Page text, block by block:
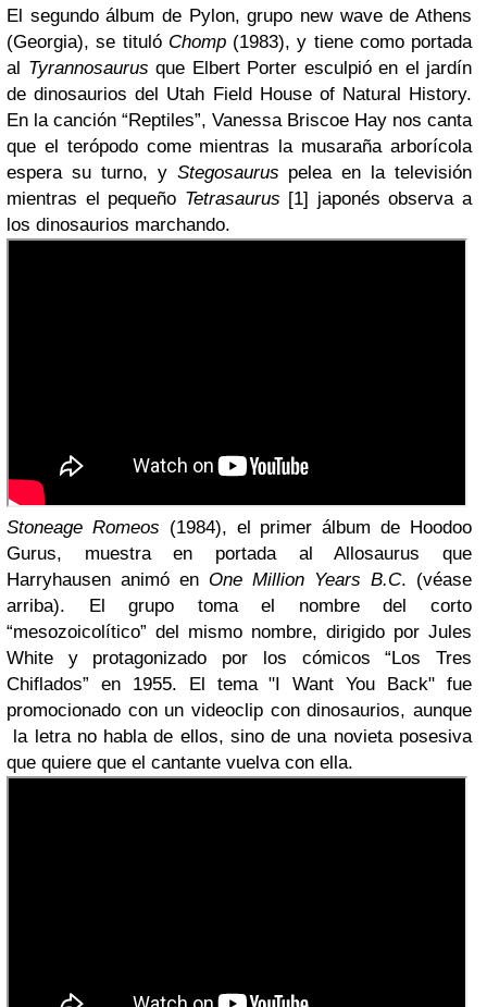
El segundo álbum de Pylon, grupo new wave de Athens
(Georgia), se tituló Chomp(1983), y tiene como portada
al Tyrannosaurus que Elbert Porter esculpió en el jardín
de dinosaurios del Utah Field House of Natural History.
En la canción “Reptiles”, Vanessa Briscoe Hay nos canta
que el terópodo come mientras la musaraña arborícola
espera su turno, y Stegosaurus pelea en la televisión
mientras el pequeño Tetrasaurus [1] japonés observa a
los dinosaurios marchando.
Stoneage Romeos (1984), el primer álbum de Hoodoo
Gurus, muestra en portada al Allosaurus que
Harryhausen animó en One Million Years B.C. (véase
arriba). El grupo toma el nombre del corto
“mesozoicolítico” del mismo nombre, dirigido por Jules
White y protagonizado por los cómicos “Los Tres
Chiflados” en 1955. El tema "I Want You Back" fue
promocionado con un videoclip con dinosaurios, aunque
la letra no habla de ellos, sino de una novieta posesiva
que quiere que el cantante vuelva con ella.